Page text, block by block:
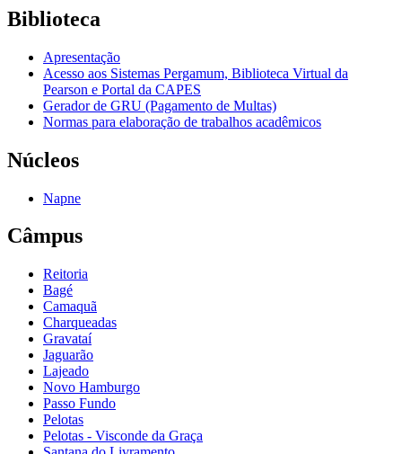
Biblioteca
Apresentação
Acesso aos Sistemas Pergamum, Biblioteca Virtual da
Pearson e Portal da CAPES
Gerador de GRU (Pagamento de Multas)
Normas para elaboração de trabalhos acadêmicos
Núcleos
Napne
Câmpus
Reitoria
Bagé
Camaquã
Charqueadas
Gravataí
Jaguarão
Lajeado
Novo Hamburgo
Passo Fundo
Pelotas
Pelotas - Visconde da Graça